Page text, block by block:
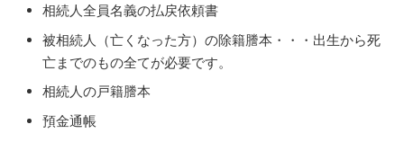
相続人全員名義の払戻依頼書
被相続人（亡くなった方）の除籍謄本・・・出生から死
亡までのもの全てが必要です。
相続人の戸籍謄本
預金通帳